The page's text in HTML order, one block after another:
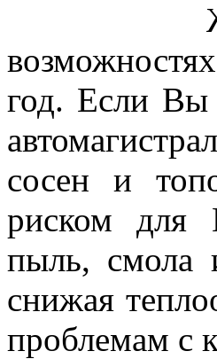
год. Если Вы
сосен и
риском для
пыль, смола
снижая
проблемам с